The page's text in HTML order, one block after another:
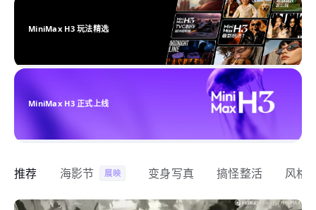
MiniMax H3 玩法精选
MiniMax H3 正式上线
推荐 海影节 展映 变身写真 搞怪整活 风格